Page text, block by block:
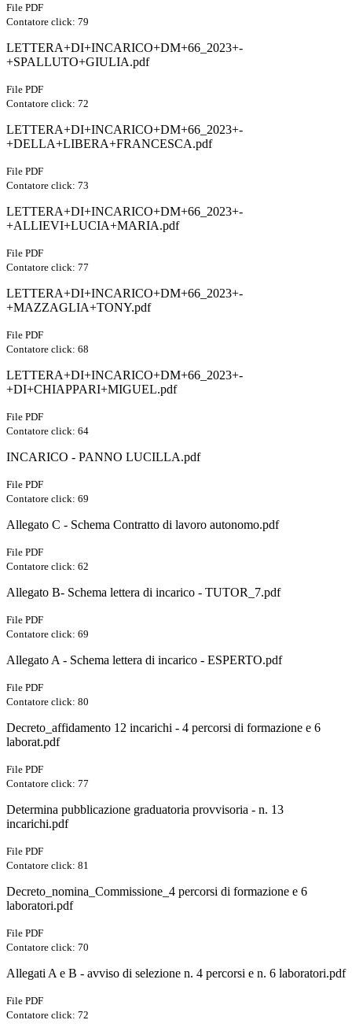
File PDF
Contatore click: 79
LETTERA+DI+INCARICO+DM+66_2023+-
+SPALLUTO+GIULIA.pdf
File PDF
Contatore click: 72
LETTERA+DI+INCARICO+DM+66_2023+-
+DELLA+LIBERA+FRANCESCA.pdf
File PDF
Contatore click: 73
LETTERA+DI+INCARICO+DM+66_2023+-
+ALLIEVI+LUCIA+MARIA.pdf
File PDF
Contatore click: 77
LETTERA+DI+INCARICO+DM+66_2023+-
+MAZZAGLIA+TONY.pdf
File PDF
Contatore click: 68
LETTERA+DI+INCARICO+DM+66_2023+-
+DI+CHIAPPARI+MIGUEL.pdf
File PDF
Contatore click: 64
INCARICO - PANNO LUCILLA.pdf
File PDF
Contatore click: 69
Allegato C - Schema Contratto di lavoro autonomo.pdf
File PDF
Contatore click: 62
Allegato B- Schema lettera di incarico - TUTOR_7.pdf
File PDF
Contatore click: 69
Allegato A - Schema lettera di incarico - ESPERTO.pdf
File PDF
Contatore click: 80
Decreto_affidamento 12 incarichi - 4 percorsi di formazione e 6
laborat.pdf
File PDF
Contatore click: 77
Determina pubblicazione graduatoria provvisoria - n. 13
incarichi.pdf
File PDF
Contatore click: 81
Decreto_nomina_Commissione_4 percorsi di formazione e 6
laboratori.pdf
File PDF
Contatore click: 70
Allegati A e B - avviso di selezione n. 4 percorsi e n. 6 laboratori.pdf
File PDF
Contatore click: 72